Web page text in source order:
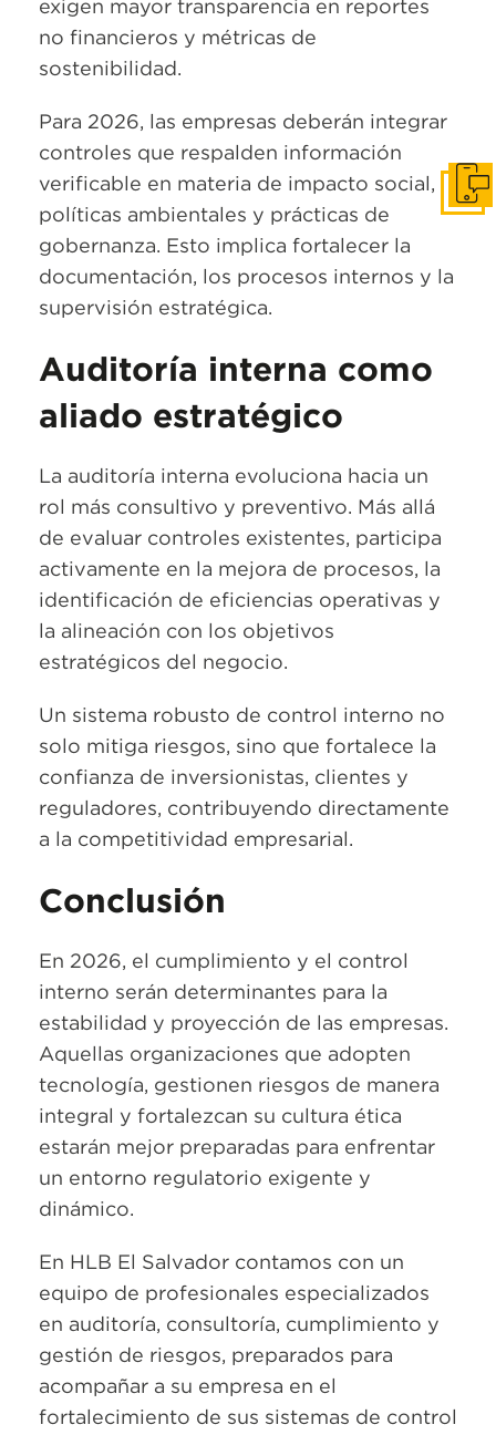
exigen mayor transparencia en reportes
no financieros y métricas de
sostenibilidad.
Para 2026, las empresas deberán integrar
controles que respalden información
verificable en materia de impacto social,
políticas ambientales y prácticas de
gobernanza. Esto implica fortalecer la
documentación, los procesos internos y la
supervisión estratégica.
Auditoría interna como
aliado estratégico
La auditoría interna evoluciona hacia un
rol más consultivo y preventivo. Más allá
de evaluar controles existentes, participa
activamente en la mejora de procesos, la
identificación de eficiencias operativas y
la alineación con los objetivos
estratégicos del negocio.
Un sistema robusto de control interno no
solo mitiga riesgos, sino que fortalece la
confianza de inversionistas, clientes y
reguladores, contribuyendo directamente
a la competitividad empresarial.
Conclusión
En 2026, el cumplimiento y el control
interno serán determinantes para la
estabilidad y proyección de las empresas.
Aquellas organizaciones que adopten
tecnología, gestionen riesgos de manera
integral y fortalezcan su cultura ética
estarán mejor preparadas para enfrentar
un entorno regulatorio exigente y
dinámico.
En HLB El Salvador contamos con un
equipo de profesionales especializados
en auditoría, consultoría, cumplimiento y
gestión de riesgos, preparados para
acompañar a su empresa en el
fortalecimiento de sus sistemas de control